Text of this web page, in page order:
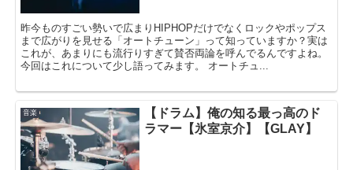
昨今ものすごい勢いで広まりHIPHOPだけでなくロックやポップス
まで広がりを見せる「オートチューン」って知っていますか？実は
これが、あまりにも流行りすぎて賛否両論を呼んでるんですよね。
今回はこれについて少し語ってみます。 オートチュ...
音楽
【ドラム】俺の知る最っ高のド
ラマー【氷室京介】【GLAY】